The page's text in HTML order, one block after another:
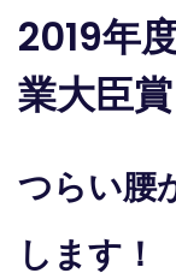
2019年
業大臣
つらい腰
します！